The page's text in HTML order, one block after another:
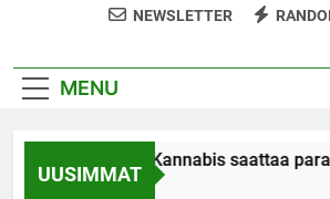
NEWSLETTER
MENU
UUSIMMAT
Tutkimus: Kannabis saattaa
7 Years Ago